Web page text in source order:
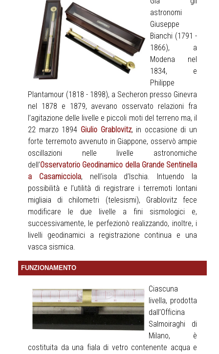
astronomi
Giuseppe
Bianchi (1791 -
1866), a
Modena nel
1834, e
Philippe
Plantamour (1818 - 1898), a Secheron presso Ginevra
nel 1878 e 1879, avevano osservato relazioni fra
l’agitazione delle livelle e piccoli moti del terreno ma, il
22 marzo 1894 Giulio Grablovitz, in occasione di un
forte terremoto avvenuto in Giappone, osservò ampie
oscillazioni nelle livelle astronomiche
dell’Osservatorio Geodinamico della Grande Sentinella
a Casamicciola, nell’isola d’Ischia. Intuendo la
possibilità e l’utilità di registrare i terremoti lontani
migliaia di chilometri (telesismi), Grablovitz fece
modificare le due livelle a fini sismologici e,
successivamente, le perfezionò realizzando, inoltre, i
livelli geodinamici a registrazione continua e una
vasca sismica.
FUNZIONAMENTO
Ciascuna
livella, prodotta
dall’Officina
Salmoiraghi di
Milano, è
costituita da una fiala di vetro contenente acqua e